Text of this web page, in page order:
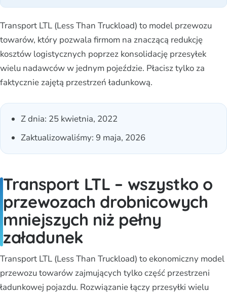
Transport LTL (Less Than Truckload) to model przewozu
towarów, który pozwala firmom na znaczącą redukcję
kosztów logistycznych poprzez konsolidację przesyłek
wielu nadawców w jednym pojeździe. Płacisz tylko za
faktycznie zajętą przestrzeń ładunkową.
Z dnia: 25 kwietnia, 2022
Zaktualizowaliśmy: 9 maja, 2026
Transport LTL – wszystko o
przewozach drobnicowych
mniejszych niż pełny
załadunek
Transport LTL (Less Than Truckload) to ekonomiczny model
przewozu towarów zajmujących tylko część przestrzeni
ładunkowej pojazdu. Rozwiązanie łączy przesyłki wielu